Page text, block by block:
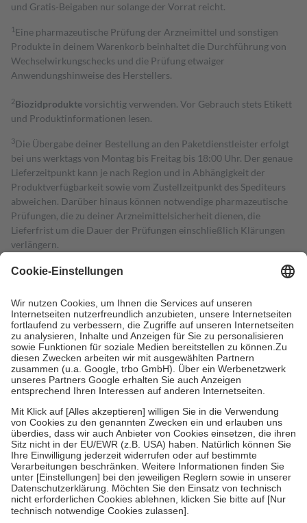
und Gratis-Beigaben nur solange der Vorrat reicht.
1 Eine pharmazeutische Prüfung der Arzneimittel und sonstigen
Produkte in deinem Warenkorb beinhaltet die Durchführung von
Wechselwirkungschecks und die Prüfung etwaiger
Anwendungshinweise des Herstellers.
2Biozidproduktevorsichtig verwenden. Vor Gebrauch stets Etikett
und Produktinformationen lesen.
3Die Übergabe deiner Bestellung an den Paketdienstleister erfolgt
bei uns werktags von Montag bis Freitag bis 18:00 Uhr. Der genaue
Lieferzeitpunkt kann je nach Region und in Abhängigkeit der
Produktverfügbarkeit sowie vom Zustellzeitpunkt des Spediteurs
abweichen. Darüber hinaus können notwendige pharmazeutische
Prüfungen, die zu deiner Arzneimittelsicherheit dienen, die
Lieferfrist um die Dauer der Prüfungen einschließlich Klärungen
verlängern.
4Für verschreibungspflichtige Medikamente stellt der Arzt ein
gesetzliche Krankenversicherung übernimmt in der Regel die
Kosten dafür, der Versicherte trägt einen Teil davon als Zuzahlung
mit.
Grundsätzlich leisten Mitglieder Zuzahlungen in Höhe von zehn
Prozent des Abgabepreises,mindestensjedochfünf Euro
höchstens zehn Euro.Es sind jedoch nie mehr als die tatsächlichen
Kosten der Leistung zu entrichten.
Diese Regeln gelten grundsätzlich auch für Online-Apotheken.
Bei Heilmitteln und häuslicher Krankenpflege beträgt die
Zuzahlung zehn Prozent der Kosten sowie zehn Euro je
Verordnung.
Um das Engagement der Versicherten für ihre eigene Gesundheit zu
stärken und die besondere Stellung der Familie zu unterstützen,
fallenkeine Zuzahlungenan bei:
• Kindern und Jugendlichen bis zum vollendeten 18. Lebensjahr
mit Ausnahme der Fahrkosten